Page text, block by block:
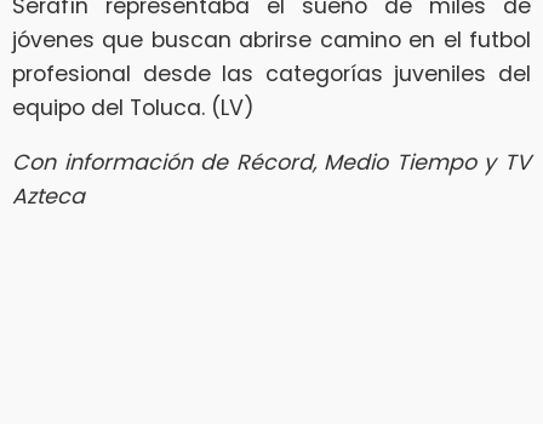
jóvenes que buscan abrirse camino en el futbol
profesional desde las categorías juveniles del
equipo del Toluca. (LV)
Con información de Récord, Medio Tiempo y TV
Azteca